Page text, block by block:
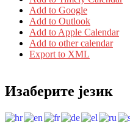
Add to Google
Add to Outlook
Add to Apple Calendar
Add to other calendar
Export to XML
Изаберите језик